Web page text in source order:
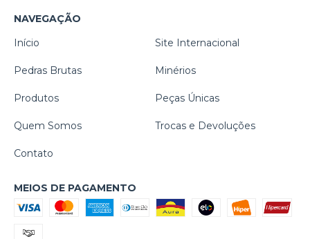
NAVEGAÇÃO
Início
Site Internacional
Pedras Brutas Minérios
Produtos Peças Únicas
Quem Somos Trocas e Devoluções
Contato
MEIOS DE PAGAMENTO